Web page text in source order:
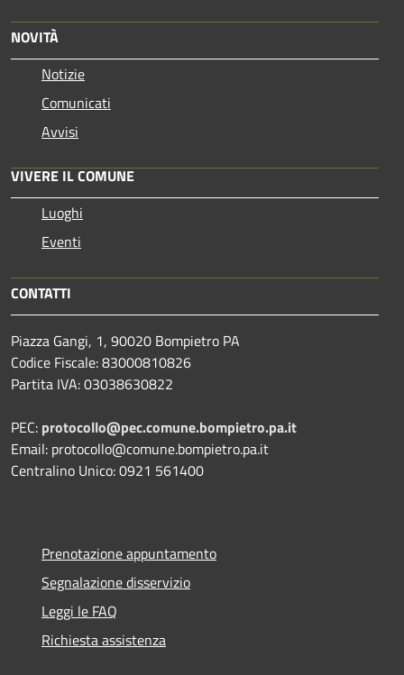
NOVITÀ
Notizie
Comunicati
Avvisi
VIVERE IL COMUNE
Luoghi
Eventi
CONTATTI
Piazza Gangi, 1, 90020 Bompietro PA
Codice Fiscale: 83000810826
Partita IVA: 03038630822
PEC: protocollo@pec.comune.bompietro.pa.it
Email: protocollo@comune.bompietro.pa.it
Centralino Unico: 0921 561400
Prenotazione appuntamento
Segnalazione disservizio
Leggi le FAQ
Richiesta assistenza